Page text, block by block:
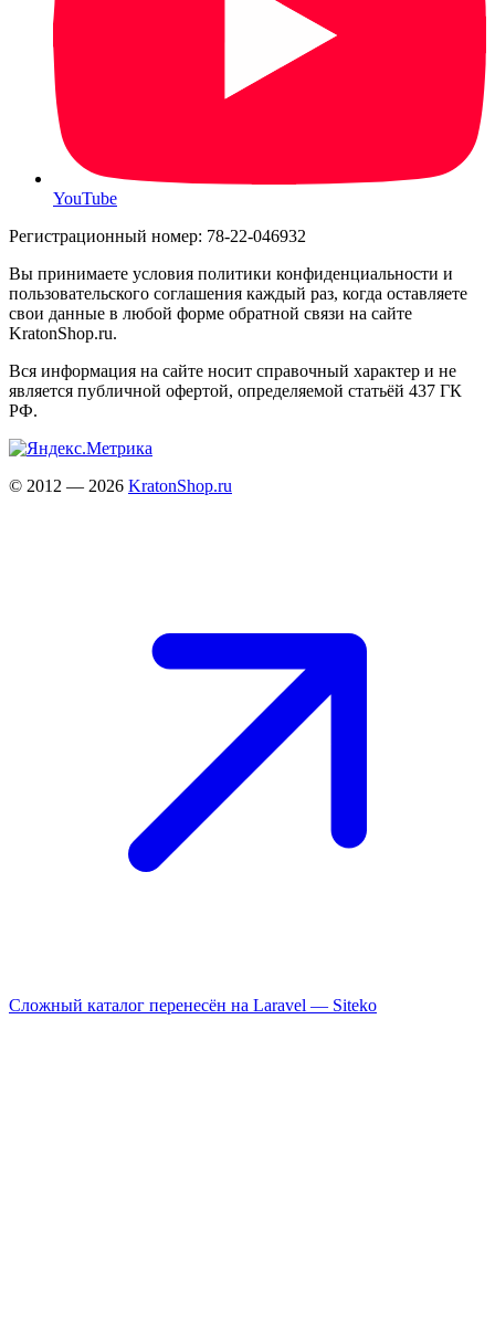
YouTube
Регистрационный номер: 78-22-046932
Вы принимаете условия политики конфиденциальности и
пользовательского соглашения каждый раз, когда оставляете
свои данные в любой форме обратной связи на сайте
KratonShop.ru.
Вся информация на сайте носит справочный характер и не
является публичной офертой, определяемой статьёй 437 ГК
РФ.
© 2012 — 2026 KratonShop.ru
Сложный каталог перенесён на Laravel — Siteko